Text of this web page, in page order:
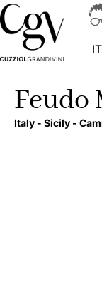
Feudo
Italy - Sicily -